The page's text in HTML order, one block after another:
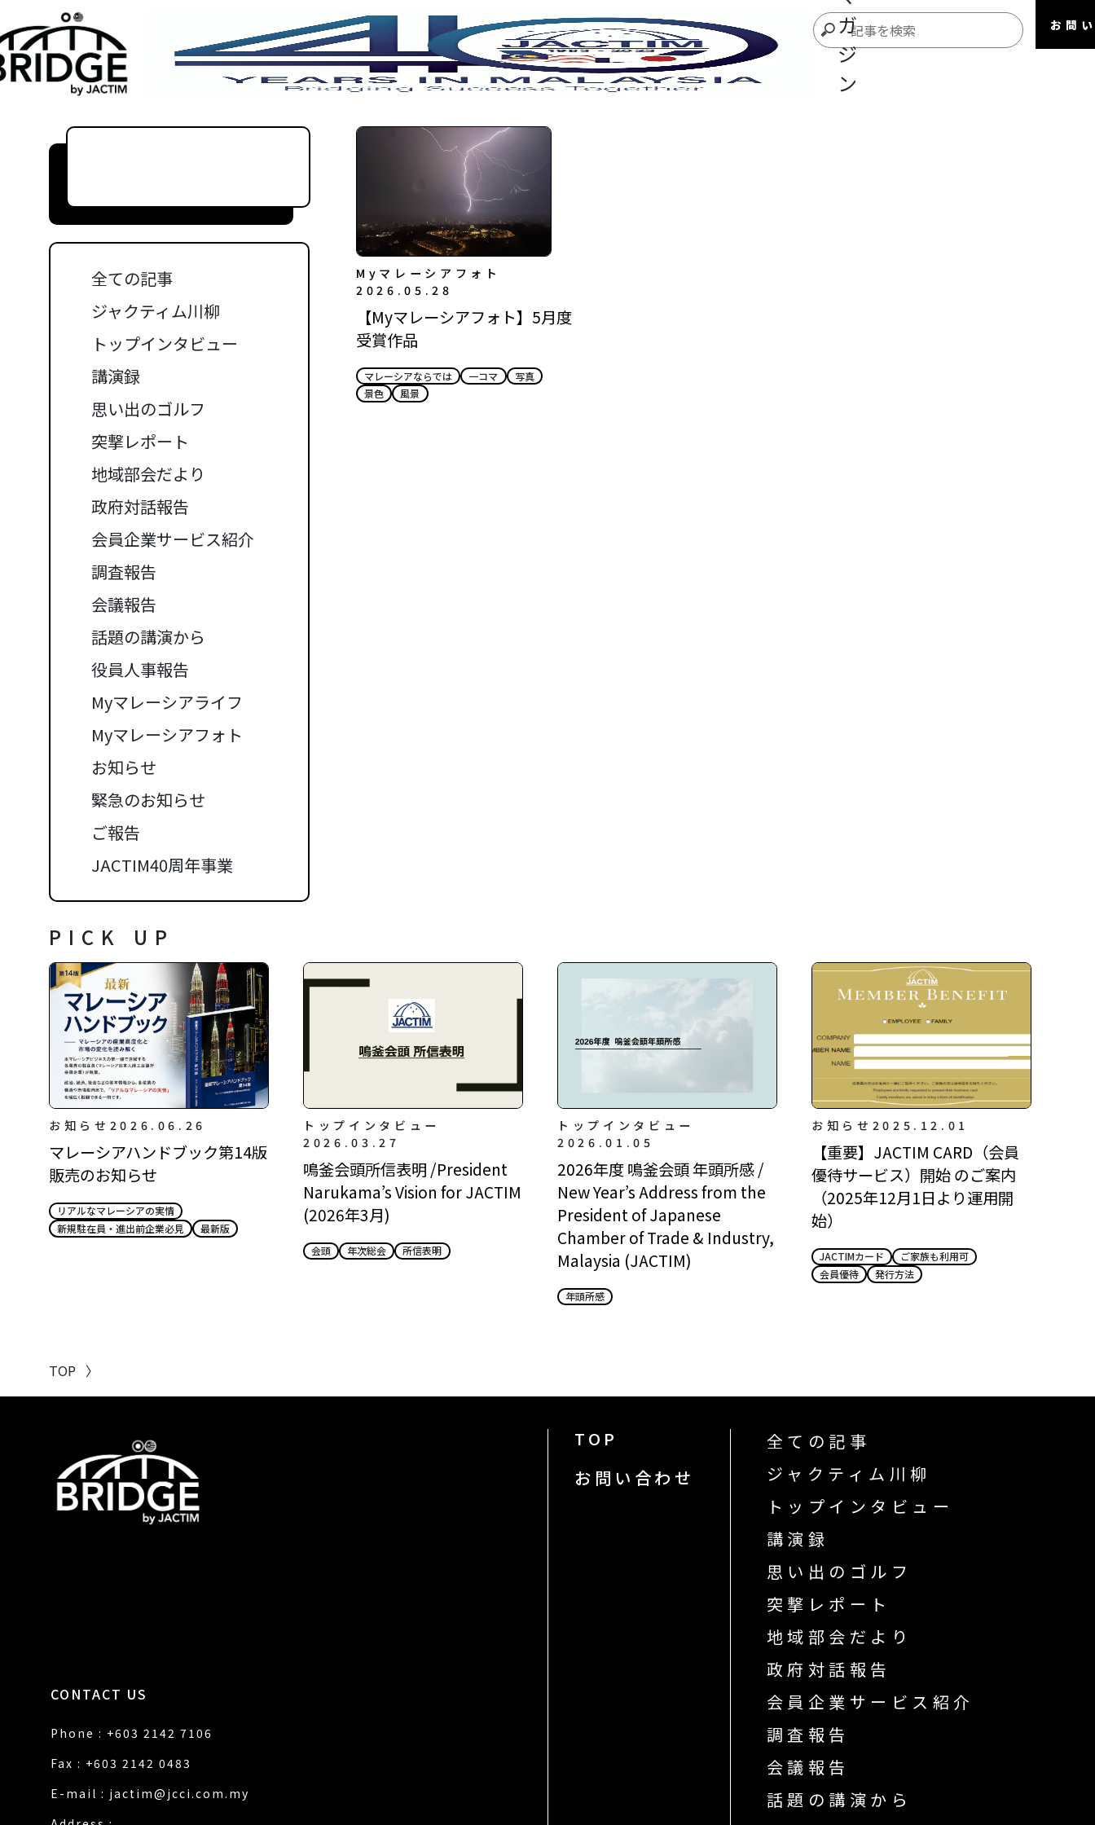
ガ
ジ
ン
お問
全ての記事
ジャクティム川柳
トップインタビュー
講演録
思い出のゴルフ
突撃レポート
地域部会だより
政府対話報告
会員企業サービス紹介
調査報告
会議報告
話題の講演から
役員人事報告
Myマレーシアライフ
Myマレーシアフォト
お知らせ
緊急のお知らせ
ご報告
JACTIM40周年事業
Myマレーシアフォト
2026.05.28
【Myマレーシアフォト】5月度
受賞作品
マレーシアならでは 一コマ
写真
景色
風景
PICK UP
お知らせ 2026.06.26
マレーシアハンドブック第14版
販売のお知らせ
リアルなマレーシアの実情
新規駐在員・進出前企業必見
最新版
トップインタビュー
2026.03.27
鳴釜会頭所信表明 /President
Narukama’s Vision for JACTIM
(2026年3月)
会頭 年次総会 所信表明
トップインタビュー
2026.01.05
2026年度 鳴釜会頭 年頭所感 /
New Year’s Address from the
President of Japanese
Chamber of Trade & Industry,
Malaysia (JACTIM)
年頭所感
お知らせ 2025.12.01
【重要】JACTIM CARD（会員
優待サービス）開始 のご案内
（2025年12月1日より運用開
始）
JACTIMカード
ご家族も利用可
会員優待
発行方法
TOP 〉
CONTACT US
Phone : +603 2142 7106
Fax : +603 2142 0483
E-mail : jactim@jcci.com.my
TOP
お問い合わせ
全ての記事
ジャクティム川柳
トップインタビュー
講演録
思い出のゴルフ
突撃レポート
地域部会だより
政府対話報告
会員企業サービス紹介
調査報告
会議報告
話題の講演から